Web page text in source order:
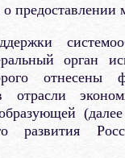
предоставлении
орган
отрасли
развития